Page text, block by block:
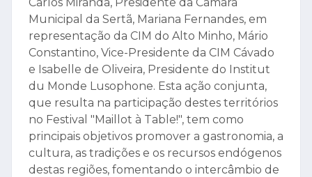
Municipal da Sertã, Mariana Fernandes, em
representação da CIM do Alto Minho, Mário
Constantino, Vice-Presidente da CIM Cávado
e Isabelle de Oliveira, Presidente do Institut
du Monde Lusophone. Esta ação conjunta,
que resulta na participação destes territórios
no Festival "Maillot à Table!", tem como
principais objetivos promover a gastronomia, a
cultura, as tradições e os recursos endógenos
destas regiões, fomentando o intercâmbio de